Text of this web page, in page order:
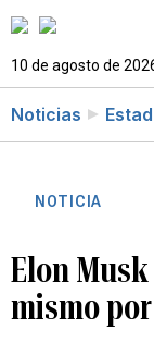
10 de agosto de
Noticias
NOTICIA
Elon
mismo